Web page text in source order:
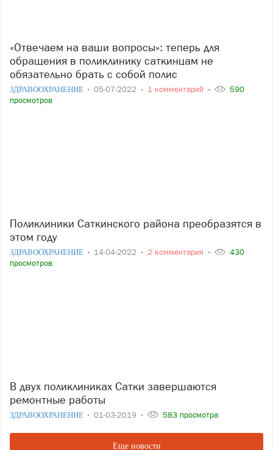
«Отвечаем на ваши вопросы»: теперь для
обращения в поликлинику саткинцам не
обязательно брать с собой полис
ЗДРАВООХРАНЕНИЕ 05-07-2022 1 комментарий
590
просмотров
Поликлиники Саткинского района преобразятся в
этом году
ЗДРАВООХРАНЕНИЕ 14-04-2022 2 комментария
430
просмотров
В двух поликлиниках Сатки завершаются
ремонтные работы
ЗДРАВООХРАНЕНИЕ 01-03-2019 583 просмотра
Еще новости